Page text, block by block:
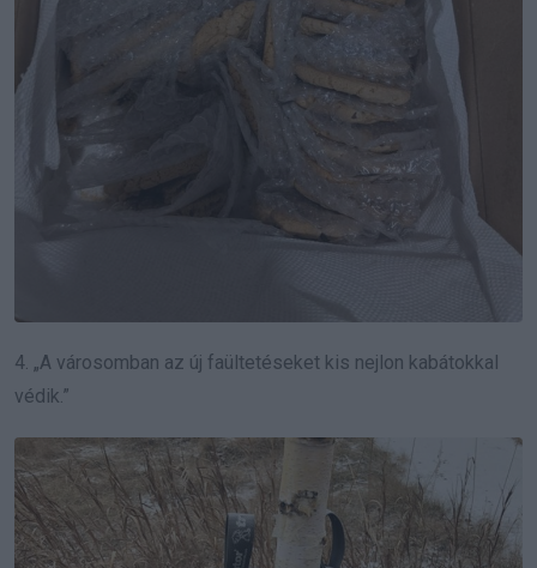
4. „A városomban az új faültetéseket kis nejlon kabátokkal
védik.”